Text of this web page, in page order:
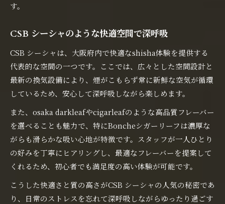
す。
CSB シーシャのような快適空間で深呼吸
CSB シーシャは、大阪府内で快適なshisha体験を提供する
代表的な空間の一つです。ここでは、広々とした空間設計と
最新の換気設備により、煙がこもらず常に新鮮な空気が循環
しているため、安心して深呼吸しながら楽しめます。
また、osaka darkleafやcigarleafのような高品質フレーバー
を選べることも魅力で、特にBoncheシガーリーフは濃厚な
がらも滑らかな吸い心地が特徴です。スタッフが一人ひとり
の好みを丁寧にヒアリングし、最適なフレーバーを提案して
くれるため、初心者でも満足度の高い体験が可能です。
こうした快適さと質の高さがCSB シーシャの人気の秘密であ
り、日常のストレスを忘れて深呼吸しながらゆったり過ごす